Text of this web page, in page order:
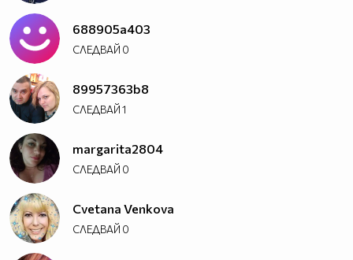
688905a403
СЛЕДВАЙ 0
89957363b8
СЛЕДВАЙ1
margarita2804
СЛЕДВАЙ 0
Cvetana Venkova
СЛЕДВАЙ 0